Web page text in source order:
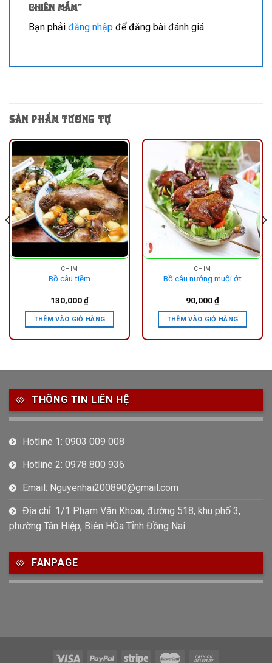
chiên mắm”
Bạn phải đăng nhập để đăng bài đánh giá.
SẢN PHẨM TƯƠNG TỰ
CHIM
Bồ câu tiềm
130,000₫
THÊM VÀO GIỎ HÀNG
CHIM
Bồ câu nướng muối ớt
90,000₫
THÊM VÀO GIỎ HÀNG
THÔNG TIN LIÊN HỆ
Hotline 1: 0903 009 008
Hotline 2: 0978 800 936
Email: Nguyenhai200890@gmail.com
Địa chỉ: 1/1 Phạm Văn Khoai, đường 518, khu phố 3,
phường Tân Hiệp, Biên HÒa Tỉnh Đồng Nai
FANPAGE